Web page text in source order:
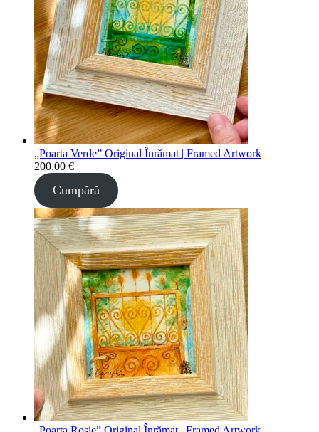
„Poarta Verde” Original Înrămat | Framed Artwork
200.00 €
Cumpără